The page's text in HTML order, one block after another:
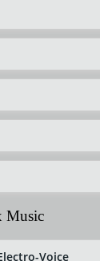
Music
Voice